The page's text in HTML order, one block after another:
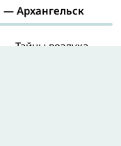
Архангельск
— Тайны воздуха